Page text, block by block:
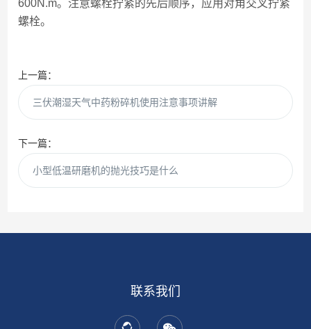
600N.m。注意螺栓拧紧的先后顺序，应用对角交叉拧紧
螺栓。
上一篇：
三伏潮湿天气中药粉碎机使用注意事项讲解
下一篇：
小型低温研磨机的抛光技巧是什么
联系我们